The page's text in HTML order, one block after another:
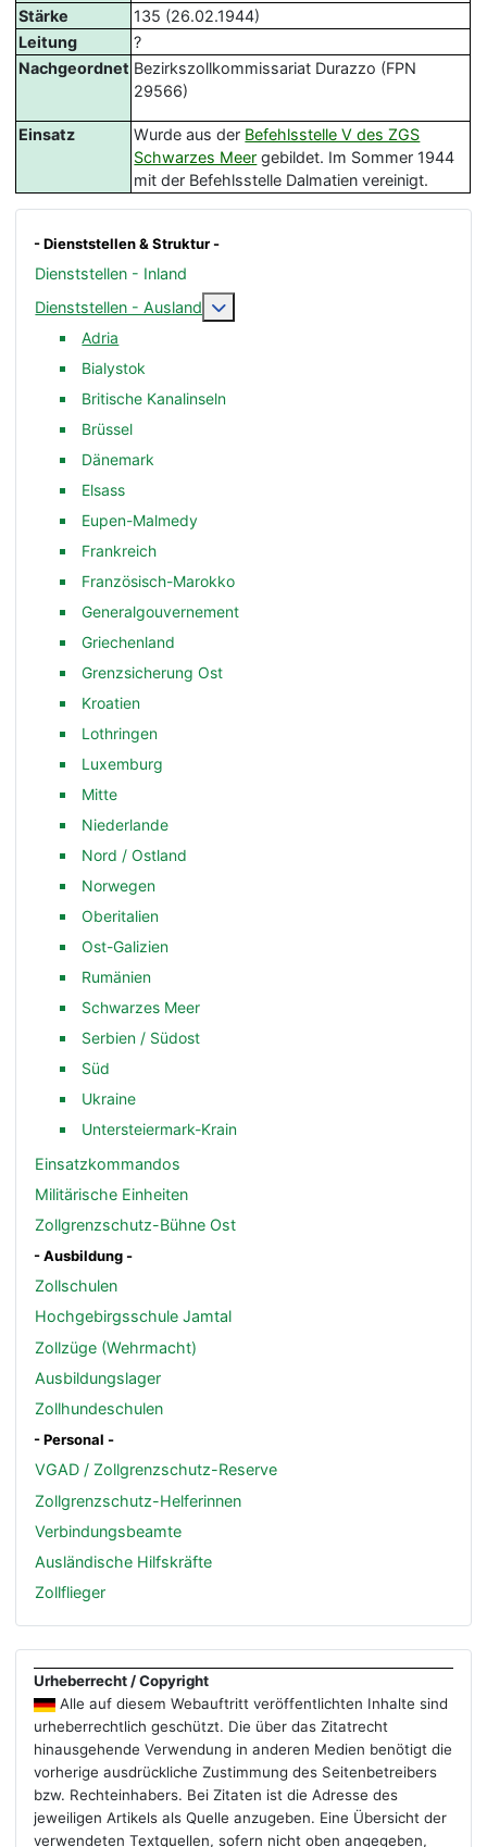
- Dienststellen & Struktur -
Dienststellen - Inland
Dienststellen - Ausland
Weitere Informationen:
Adria
Bialystok
Britische Kanalinseln
Brüssel
Dänemark
Elsass
Eupen-Malmedy
Frankreich
Französisch-Marokko
Generalgouvernement
Griechenland
Grenzsicherung Ost
Kroatien
Lothringen
Luxemburg
Mitte
Niederlande
Nord / Ostland
Norwegen
Oberitalien
Ost-Galizien
Rumänien
Schwarzes Meer
Serbien / Südost
Süd
Ukraine
Untersteiermark-Krain
Einsatzkommandos
Militärische Einheiten
Zollgrenzschutz-Bühne Ost
- Ausbildung -
Zollschulen
Hochgebirgsschule Jamtal
Zollzüge (Wehrmacht)
Ausbildungslager
Zollhundeschulen
- Personal -
VGAD / Zollgrenzschutz-Reserve
Zollgrenzschutz-Helferinnen
Verbindungsbeamte
Ausländische Hilfskräfte
Zollflieger
Stärke
135 (26.02.1944)
Leitung
?
Nachgeordnet Bezirkszollkommissariat Durazzo (FPN
29566)
Einsatz Wurde aus der Befehlsstelle V des ZGS
Schwarzes Meer gebildet. Im Sommer 1944
mit der Befehlsstelle Dalmatien vereinigt.
Urheberrecht / Copyright
Alle auf diesem Webauftritt veröffentlichten Inhalte sind
urheberrechtlich geschützt. Die über das Zitatrecht
hinausgehende Verwendung in anderen Medien benötigt die
vorherige ausdrückliche Zustimmung des Seitenbetreibers
bzw. Rechteinhabers. Bei Zitaten ist die Adresse des
jeweiligen Artikels als Quelle anzugeben. Eine Übersicht der
verwendeten Textquellen, sofern nicht oben angegeben,